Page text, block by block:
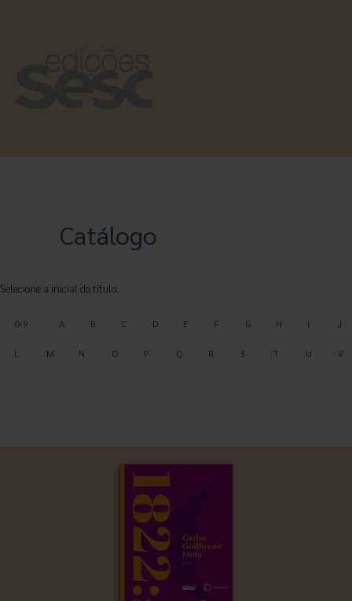
Catálogo
Selecione a inicial do título:
0-9